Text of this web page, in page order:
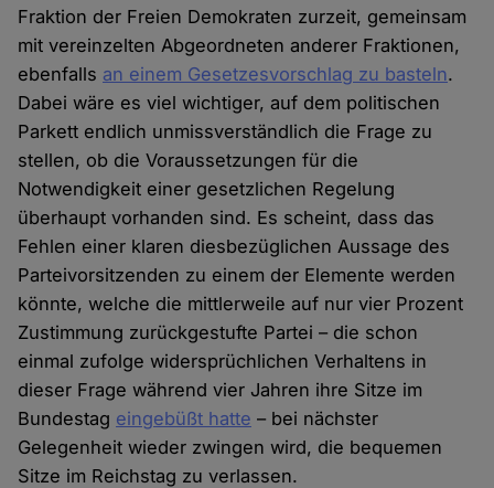
Fraktion der Freien Demokraten zurzeit, gemeinsam
mit vereinzelten Abgeordneten anderer Fraktionen,
ebenfalls an einem Gesetzesvorschlag zu basteln.
Dabei wäre es viel wichtiger, auf dem politischen
Parkett endlich unmissverständlich die Frage zu
stellen, ob die Voraussetzungen für die
Notwendigkeit einer gesetzlichen Regelung
überhaupt vorhanden sind. Es scheint, dass das
Fehlen einer klaren diesbezüglichen Aussage des
Parteivorsitzenden zu einem der Elemente werden
könnte, welche die mittlerweile auf nur vier Prozent
Zustimmung zurückgestufte Partei – die schon
einmal zufolge widersprüchlichen Verhaltens in
dieser Frage während vier Jahren ihre Sitze im
Bundestag eingebüßt hatte – bei nächster
Gelegenheit wieder zwingen wird, die bequemen
Sitze im Reichstag zu verlassen.